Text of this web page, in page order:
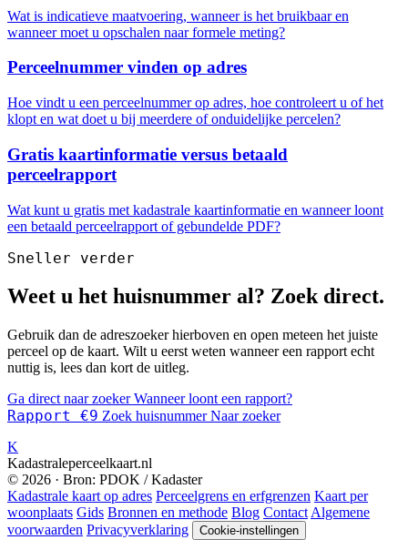
Wat is indicatieve maatvoering, wanneer is het bruikbaar en
wanneer moet u opschalen naar formele meting?
Perceelnummer vinden op adres
Hoe vindt u een perceelnummer op adres, hoe controleert u of het
klopt en wat doet u bij meerdere of onduidelijke percelen?
Gratis kaartinformatie versus betaald
perceelrapport
Wat kunt u gratis met kadastrale kaartinformatie en wanneer loont
een betaald perceelrapport of gebundelde PDF?
Sneller verder
Weet u het huisnummer al? Zoek direct.
Gebruik dan de adreszoeker hierboven en open meteen het juiste
perceel op de kaart. Wilt u eerst weten wanneer een rapport echt
nuttig is, lees dan kort de uitleg.
Ga direct naar zoekerWanneer loont een rapport?
Rapport €9 Zoek huisnummer Naar zoeker
K
Kadastraleperceelkaart.nl
© 2026 · Bron: PDOK / Kadaster
Kadastrale kaart op adres Perceelgrens en erfgrenzen Kaart per
woonplaats Gids Bronnen en methode Blog Contact Algemene
voorwaarden Privacyverklaring Cookie-instellingen